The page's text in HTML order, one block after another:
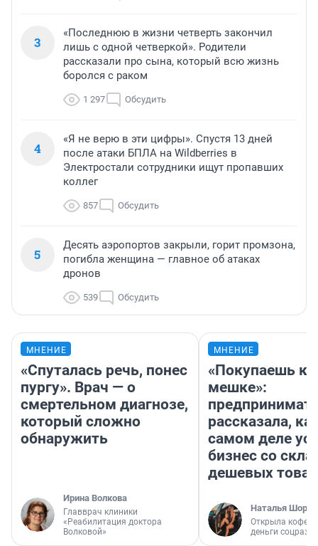
3
«Последнюю в жизни четверть закончил
лишь с одной четверкой». Родители
рассказали про сына, который всю жизнь
боролся с раком
1 297 Обсудить
4
«Я не верю в эти цифры». Спустя 13 дней
после атаки БПЛА на Wildberries в
Электростали сотрудники ищут пропавших
коллег
857 Обсудить
5
Десять аэропортов закрыли, горит промзона,
погибла женщина — главное об атаках
дронов
539 Обсудить
МНЕНИЕ
«Спуталась речь, понес
пургу». Врач — о
смертельном диагнозе,
который сложно
обнаружить
Ирина Волкова
Главврач клиники
«Реабилитация доктора
Волковой»
МНЕНИЕ
«Покупаешь
мешке»:
рассказала,
самом деле
бизнес со
дешевых
Наталья
Открыла
деньги